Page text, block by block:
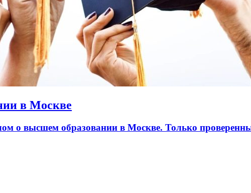
в Москве
о высшем образовании в Москве. Только